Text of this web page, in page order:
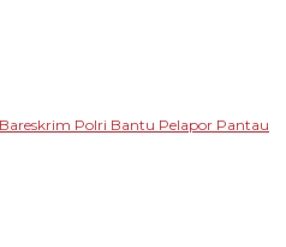
Bareskrim Polri Bantu Pelapor Pantau